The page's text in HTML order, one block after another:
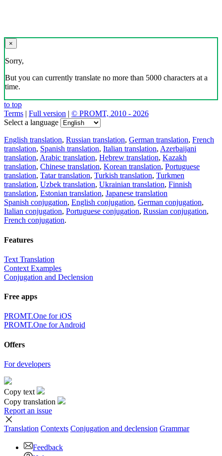
×
Sorry,
But you can currently translate no more than 5000 characters at a
time.
to top
Terms | Full version | © PROMT, 2010 - 2026
Select a language
English translation, Russian translation, German translation, French
translation, Spanish translation, Italian translation, Azerbaijani
translation, Arabic translation, Hebrew translation, Kazakh
translation, Chinese translation, Korean translation, Portuguese
translation, Tatar translation, Turkish translation, Turkmen
translation, Uzbek translation, Ukrainian translation, Finnish
translation, Estonian translation, Japanese translation
Spanish conjugation, English conjugation, German conjugation,
Italian conjugation, Portuguese conjugation, Russian conjugation,
French conjugation.
Features
Text Translation
Context Examples
Conjugation and Declension
Free apps
PROMT.One for iOS
PROMT.One for Android
Offers
For developers
Copy text
Copy translation
Report an issue
Translation Contexts Conjugation and declension Grammar
Feedback